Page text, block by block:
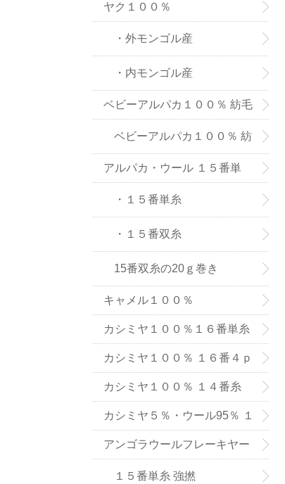
ヤク１００％
・外モンゴル産
・内モンゴル産
ベビーアルパカ１００％ 紡毛
ベビーアルパカ１００％ 紡
毛糸-２０ｇ巻き
アルパカ・ウール １５番単
糸、双糸
・１５番単糸
・１５番双糸
15番双糸の20ｇ巻き
キャメル１００％
カシミヤ１００％１６番単糸
（手織り用） ６色
カシミヤ１００％ １６番４ｐ
ｌｙ手編み用（中細タイプ）
カシミヤ１００％ １４番糸
（在庫限りで販売終了）
カシミヤ５％・ウール95％ １
６番単糸
アンゴラウールフレーキヤー
ン １５番糸
１５番単糸 強撚